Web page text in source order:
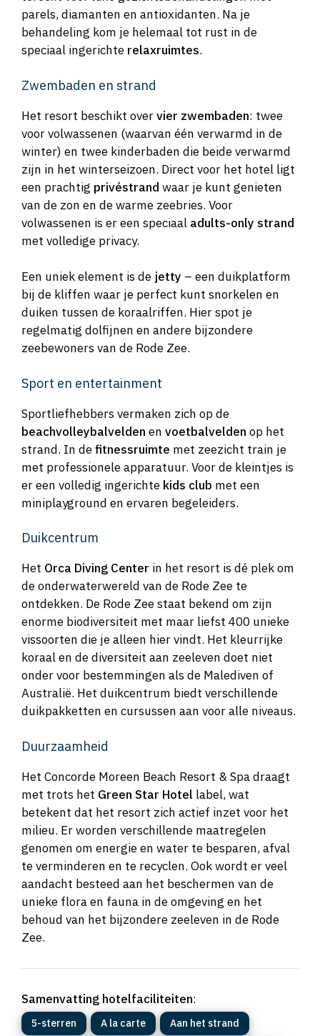
parels, diamanten en antioxidanten. Na je
behandeling kom je helemaal tot rust in de
speciaal ingerichte relaxruimtes.
Zwembaden en strand
Het resort beschikt overvier zwembaden: twee
voor volwassenen (waarvan één verwarmd in de
winter) en twee kinderbaden die beide verwarmd
zijn in het winterseizoen. Direct voor het hotel ligt
een prachtig privéstrand waar je kunt genieten
van de zon en de warme zeebries. Voor
volwassenen is er een speciaal adults-only strand
met volledige privacy.
Een uniek element is de jetty – een duikplatform
bij de kliffen waar je perfect kunt snorkelen en
duiken tussen de koraalriffen. Hier spot je
regelmatig dolfijnen en andere bijzondere
zeebewoners van de Rode Zee.
Sport en entertainment
Sportliefhebbers vermaken zich op de
beachvolleybalvelden en voetbalvelden op het
strand. In defitnessruimte met zeezicht train je
met professionele apparatuur. Voor de kleintjes is
er een volledig ingerichte kids club met een
miniplayground en ervaren begeleiders.
Duikcentrum
Het Orca Diving Center in het resort is dé plek om
de onderwaterwereld van de Rode Zee te
ontdekken. De Rode Zee staat bekend om zijn
enorme biodiversiteit met maar liefst 400 unieke
vissoorten die je alleen hier vindt. Het kleurrijke
koraal en de diversiteit aan zeeleven doet niet
onder voor bestemmingen als de Malediven of
Australië. Het duikcentrum biedt verschillende
duikpakketten en cursussen aan voor alle niveaus.
Duurzaamheid
Het Concorde Moreen Beach Resort & Spa draagt
met trots het Green Star Hotel label, wat
betekent dat het resort zich actief inzet voor het
milieu. Er worden verschillende maatregelen
genomen om energie en water te besparen, afval
te verminderen en te recyclen. Ook wordt er veel
aandacht besteed aan het beschermen van de
unieke flora en fauna in de omgeving en het
behoud van het bijzondere zeeleven in de Rode
Zee.
Samenvatting hotelfaciliteiten:
5-sterren A la carte Aan het strand